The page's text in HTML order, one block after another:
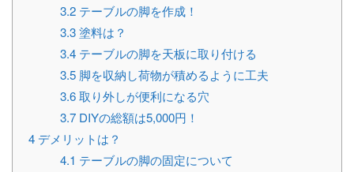
3.2 テーブルの脚を作成！
3.3塗料は？
3.4 テーブルの脚を天板に取り付ける
3.5 脚を収納し荷物が積めるように工夫
3.6取り外しが便利になる穴
3.7 DIYの総額は5,000円！
4 デメリットは？
4.1 テーブルの脚の固定について